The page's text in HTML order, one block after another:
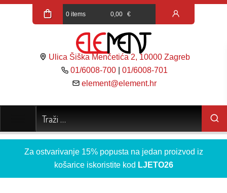
0 items 0,00 €
Ulica Šiška Menčetića 2, 10000 Zagreb
01/6008-700 |01/6008-701
element@element.hr
Za ostvarivanje 15% popusta na jedan proizvod iz
košarice iskoristite kod LJETO26